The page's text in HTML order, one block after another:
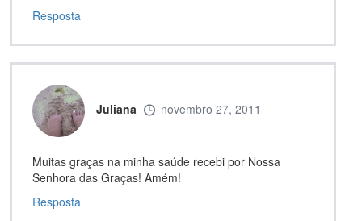
Resposta
Juliana novembro 27, 2011
Muitas graças na minha saúde recebi por Nossa
Senhora das Graças! Amém!
Resposta